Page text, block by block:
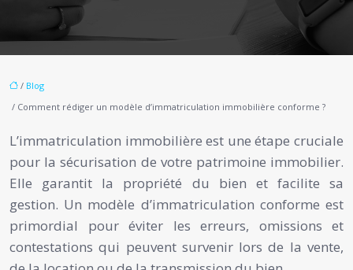
/ Blog
/ Comment rédiger un modèle d’immatriculation immobilière conforme ?
L’immatriculation immobilière est une étape cruciale
pour la sécurisation de votre patrimoine immobilier.
Elle garantit la propriété du bien et facilite sa
gestion. Un modèle d’immatriculation conforme est
primordial pour éviter les erreurs, omissions et
contestations qui peuvent survenir lors de la vente,